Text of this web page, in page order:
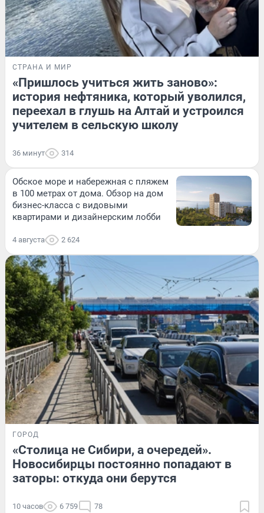
СТРАНА И МИР
«Пришлось учиться жить заново»:
история нефтяника, который уволился,
переехал в глушь на Алтай и устроился
учителем в сельскую школу
36 минут 314
Обское море и набережная с пляжем
в 100 метрах от дома. Обзор на дом
бизнес-класса с видовыми
квартирами и дизайнерским лобби
4 августа 2 624
ГОРОД
«Столица не Сибири, а очередей».
Новосибирцы постоянно попадают в
заторы: откуда они берутся
10 часов 6 759 78